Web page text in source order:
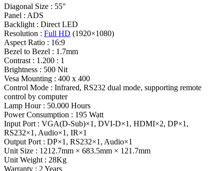
Diagonal Size : 55″
Panel : ADS
Backlight : Direct LED
Resolution : Full HD (1920×1080)
Aspect Ratio : 16:9
Bezel to Bezel : 1.7mm
Contrast : 1.200 : 1
Brightness : 500 Nit
Vesa Mounting : 400 x 400
Control Mode : Infrared, RS232 dual mode, supporting remote
control by computer
Lamp Hour : 50.000 Hours
Power Consumption : 195 Watt
Input Port : VGA(D-Sub)×1, DVI-D×1, HDMI×2, DP×1,
RS232×1, Audio×1, IR×1
Output Port : DP×1, RS232×1, Audio×1
Unit Size : 1212.7mm × 683.5mm × 121.7mm
Unit Weight : 28Kg
Warranty : 2 Years